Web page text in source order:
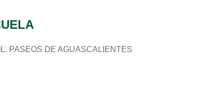
PASEOS DE AGUASCALIENTES